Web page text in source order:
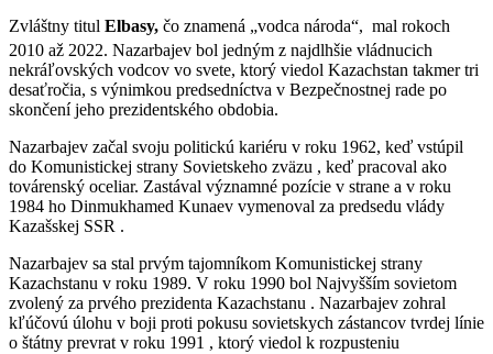
Zvláštny titul Elbasy, čo znamená „vodca národa“, mal rokoch
2010 až 2022. Nazarbajev bol jedným z najdlhšie vládnucich
nekráľovských vodcov vo svete, ktorý viedol Kazachstan takmer tri
desaťročia, s výnimkou predsedníctva v Bezpečnostnej rade po
skončení jeho prezidentského obdobia.
Nazarbajev začal svoju politickú kariéru v roku 1962, keď vstúpil
do Komunistickej strany Sovietskeho zväzu , keď pracoval ako
továrenský oceliar. Zastával významné pozície v strane a v roku
1984 ho Dinmukhamed Kunaev vymenoval za predsedu vlády
Kazašskej SSR .
Nazarbajev sa stal prvým tajomníkom Komunistickej strany
Kazachstanu v roku 1989. V roku 1990 bol Najvyšším sovietom
zvolený za prvého prezidenta Kazachstanu . Nazarbajev zohral
kľúčovú úlohu v boji proti pokusu sovietskych zástancov tvrdej línie
o štátny prevrat v roku 1991 , ktorý viedol k rozpusteniu